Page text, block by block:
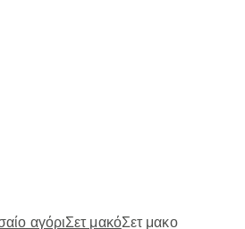
αγόριΣετ μακόΣετ μακο